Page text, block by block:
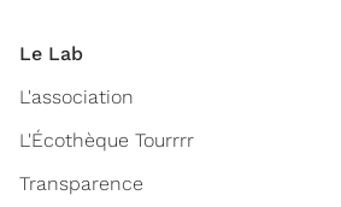
Le Lab
L'association
L'Écothèque Tourrrr
Transparence